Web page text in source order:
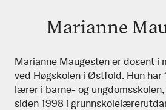
Marianne
Marianne
Maugesten
Marianne Maugesten er dosent
ved Høgskolen i Østfold. Hun har
lærer i barne- og
siden 1998 i